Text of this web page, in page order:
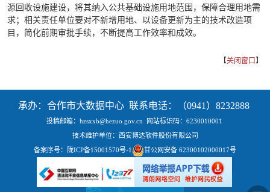
源回收设施建设，将其纳入公共基础设施用地范围，保障合理用地需
求；相关责任单位要对不新增用地、以设备更新为主的技术改造项
目，简化前期审批手续，不断提高工作效率和成效。
【关闭窗口】
承办：合作市大数据中心 联系电话：（0941）8232888
投稿邮箱：hzsxxb@hezuo.gov.cn
网站标识码：6230010001
技术维护单位：西安博达软件股份有限公司
备案序号：
陇ICP备15001570号-1 甘公网安备 62300102000017号